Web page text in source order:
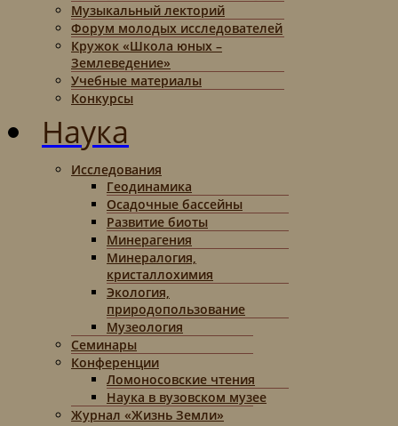
Музыкальный лекторий
Форум молодых исследователей
Кружок «Школа юных –
Землеведение»
Учебные материалы
Конкурсы
Наука
Исследования
Геодинамика
Осадочные бассейны
Развитие биоты
Минерагения
Минералогия,
кристаллохимия
Экология,
природопользование
Музеология
Семинары
Конференции
Ломоносовские чтения
Наука в вузовском музее
Журнал «Жизнь Земли»